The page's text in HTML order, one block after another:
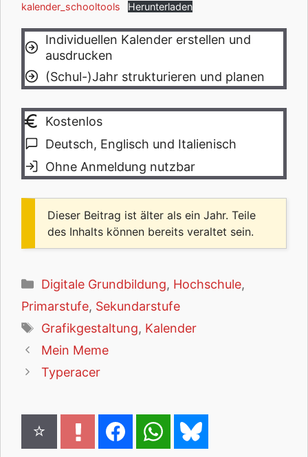
kalender_schooltools Herunterladen
Individuellen Kalender erstellen und
ausdrucken
(Schul-)Jahr strukturieren und planen
Kostenlos
Deutsch, Englisch und Italienisch
Ohne Anmeldung nutzbar
Dieser Beitrag ist älter als ein Jahr. Teile
des Inhalts können bereits veraltet sein.
Kategorien
Digitale Grundbildung, Hochschule,
Primarstufe, Sekundarstufe
Schlagwörter
Grafikgestaltung, Kalender
Mein Meme
Typeracer